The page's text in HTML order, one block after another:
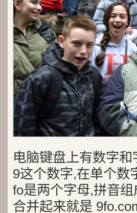
电脑键盘上有数字和
9这个数字,在单个数
fo是两个字母,拼音
合并起来就是